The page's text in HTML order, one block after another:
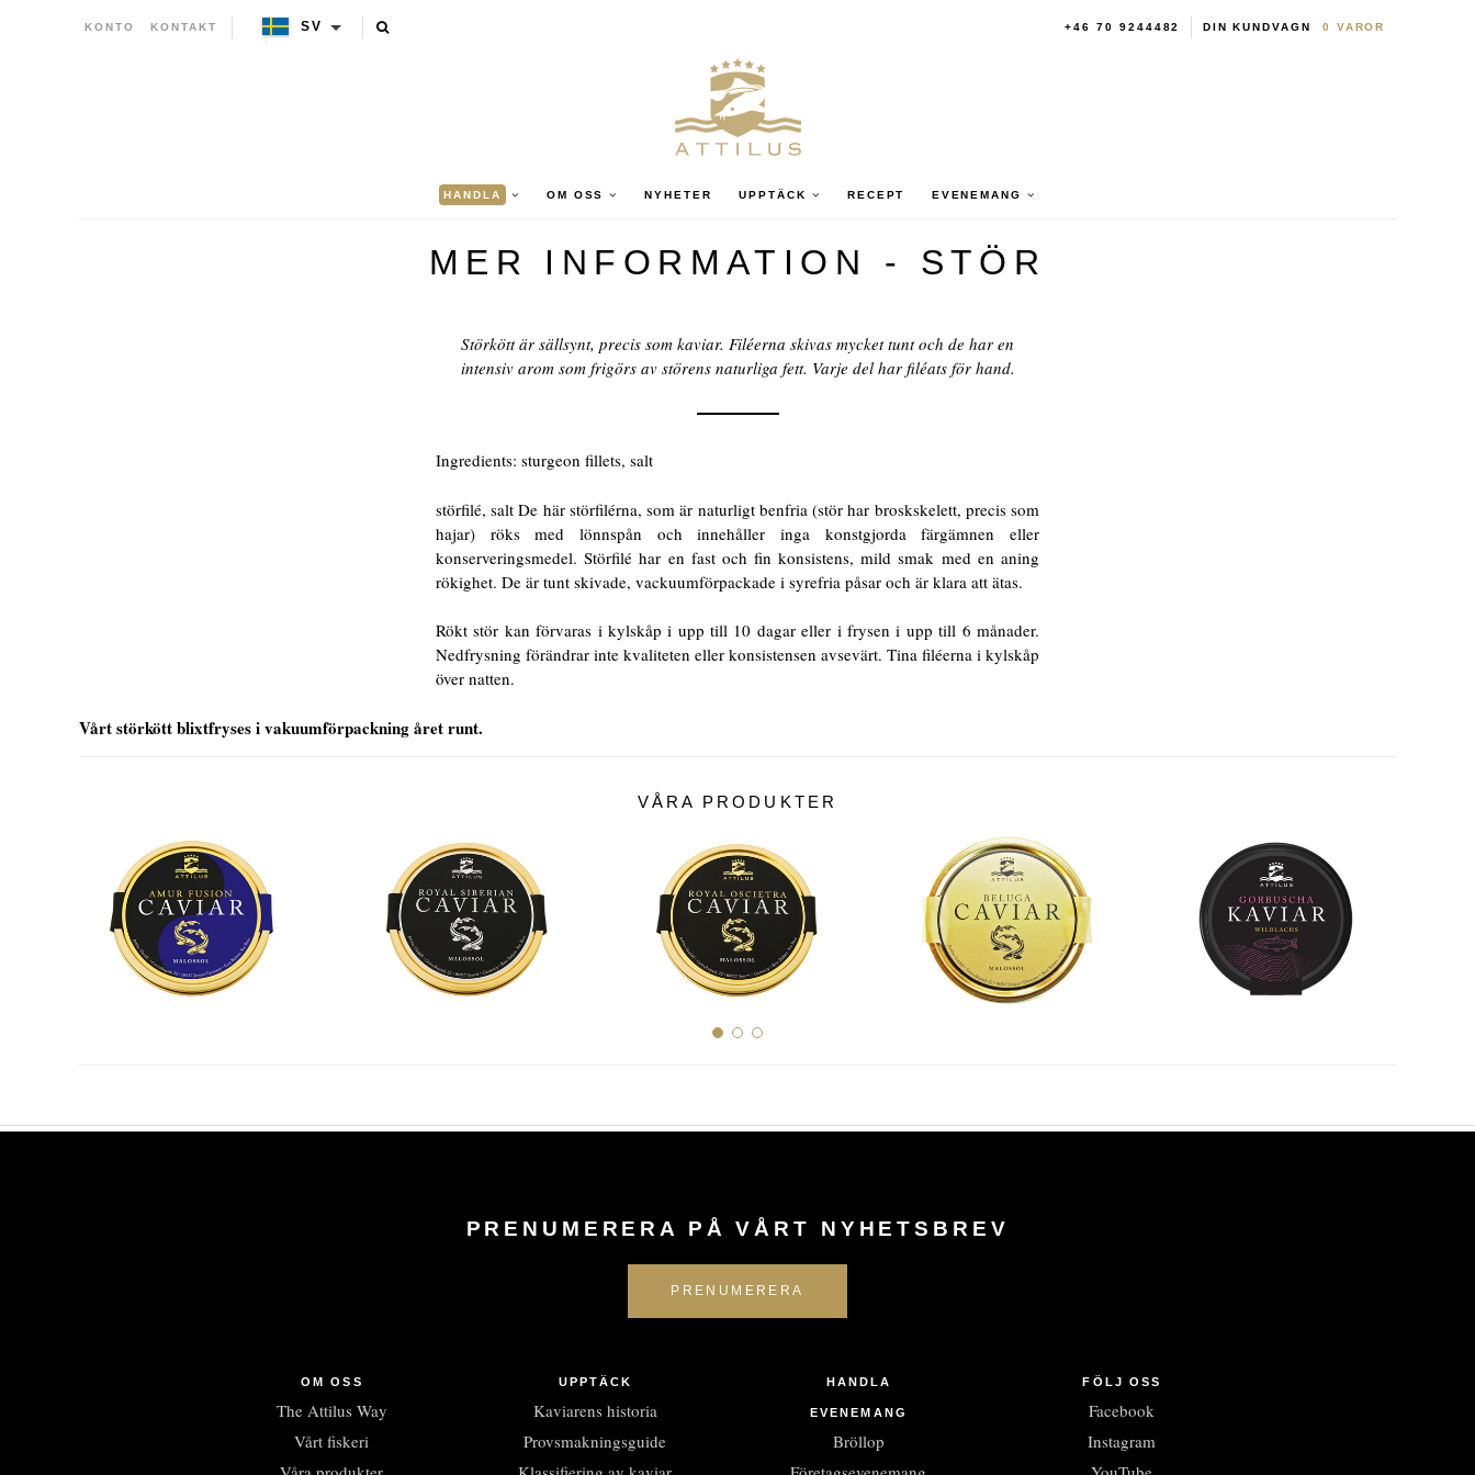
HANDLA OM OSS NYHETER UPPTÄCK RECEPT EVENEMANG
KONTO KONTAKT SV DIN KUNDVAGN 0 VAROR
+46 70 9244482
MER INFORMATION - STÖR
Störkött är sällsynt, precis som kaviar. Filéerna skivas mycket tunt och de har en
intensiv arom som frigörs av störens naturliga fett. Varje del har filéats för hand.
Ingredients: sturgeon fillets, salt
störfilé, salt De här störfilérna, som är naturligt benfria (stör har broskskelett, precis som
hajar) röks med lönnspån och innehåller inga konstgjorda färgämnen eller
konserveringsmedel. Störfilé har en fast och fin konsistens, mild smak med en aning
rökighet. De är tunt skivade, vackuumförpackade i syrefria påsar och är klara att ätas.
Rökt stör kan förvaras i kylskåp i upp till 10 dagar eller i frysen i upp till 6 månader.
Nedfrysning förändrar inte kvaliteten eller konsistensen avsevärt. Tina filéerna i kylskåp
över natten.
Vårt störkött blixtfryses i vakuumförpackning året runt.
VÅRA PRODUKTER
PRENUMERERA PÅ VÅRT NYHETSBREV
OM OSS
The Attilus Way
Vårt fiskeri
UPPTÄCK
Kaviarens historia
Provsmakningsguide
HANDLA
EVENEMANG
Bröllop
FÖLJ OSS
Facebook
Instagram